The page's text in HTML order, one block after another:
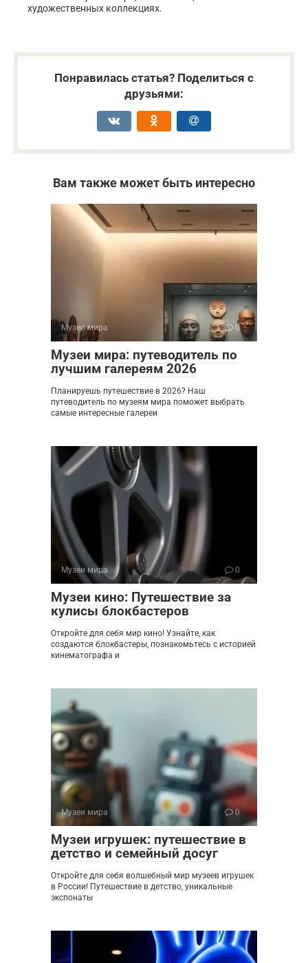
художественных коллекциях.
Понравилась статья? Поделиться с
друзьями:
Вам также может быть интересно
Музеи мира 0
Музеи мира: путеводитель по
лучшим галереям 2026
Планируешь путешествие в 2026? Наш
путеводитель по музеям мира поможет выбрать
самые интересные галереи
Музеи мира 0
Музеи кино: Путешествие за
кулисы блокбастеров
Откройте для себя мир кино! Узнайте, как
создаются блокбастеры, познакомьтесь с историей
кинематографа и
Музеи мира 0
Музеи игрушек: путешествие в
детство и семейный досуг
Откройте для себя волшебный мир музеев игрушек
в России! Путешествие в детство, уникальные
экспонаты